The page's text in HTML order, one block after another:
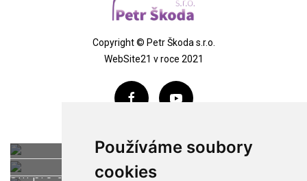
Používáme soubory
cookies
Copyright © Petr Škoda s.r.o.
WebSite21 v roce 2021
WWW.MALIRSTVI-
Um pro dům
Plošiny Budějovice